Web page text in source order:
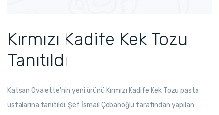
Kırmızı Kadife Kek Tozu
Tanıtıldı
Katsan Ovalette'nin yeni ürünü Kırmızı Kadife Kek Tozu pasta
ustalarına tanıtıldı. Şef İsmail Çobanoğlu tarafından yapılan